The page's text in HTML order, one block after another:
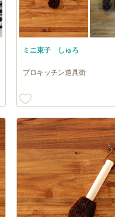
ミニ束子 しゅろ
プロキッチン道具街